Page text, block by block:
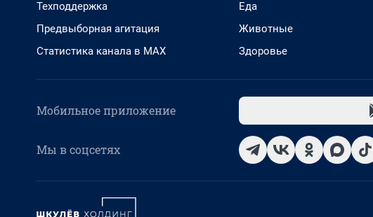
Техподдержка
Предвыборная агитация
Статистика канала в MAX
Еда
Животные
Здоровье
Мобильное приложение
Мы в соцсетях